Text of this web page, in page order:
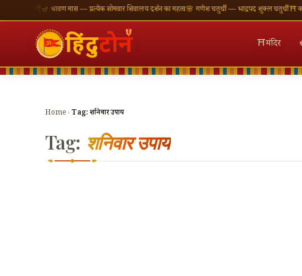
🪔 श्रावण मास — प्रत्येक सोमवार शिवालय दर्शन का महत्व🌸 गणेश चतुर्थी — भाद्रपद शुक्ल चतुर्थी⛩ काशी
⛩मंदिर
Home › Tag:शनिवार उपाय
Tag: शनिवार उपाय